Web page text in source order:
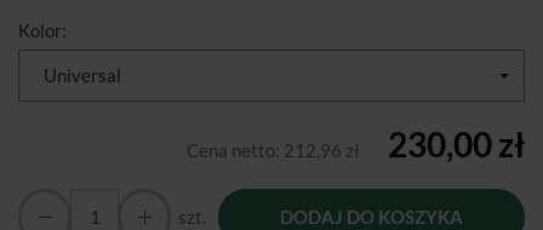
Kolor:
Universal
Cena netto: 212,96 zł 230,00 zł
szt. DODAJ DO KOSZYKA